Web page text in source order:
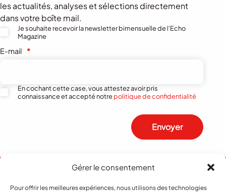
Gérer le consentement
Pour offrir les meilleures expériences, nous utilisons des technologies
les actualités, analyses et sélections directement
dans votre boîte mail.
Je souhaite recevoir la newsletter bimensuelle de l'Echo
Magazine
E-mail *
En cochant cette case, vous attestez avoir pris
connaissance et accepté notrepolitique de confidentialité
Envoyer